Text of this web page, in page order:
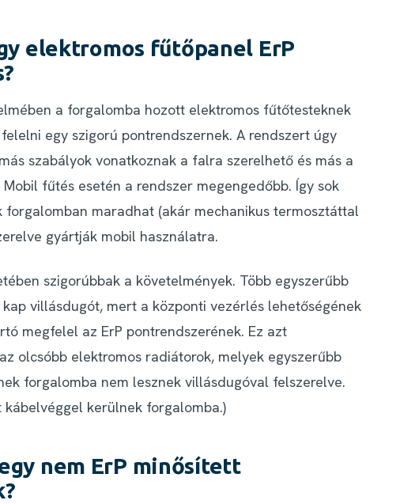
elektromos fűtőpanel ErP
a forgalomba hozott elektromos fűtőtesteknek
egy szigorú pontrendszernek. A rendszert úgy
szabályok vonatkoznak a falra szerelhető és más a
Mobil fűtés esetén a rendszer megengedőbb. Így sok
forgalomban maradhat (akár mechanikus termosztáttal
gyártják mobil használatra.
szigorúbbak a követelmények. Több egyszerűbb
kap villásdugót, mert a központi vezérlés lehetőségének
megfelel az ErP pontrendszerének. Ez azt
olcsóbb elektromos radiátorok, melyek egyszerűbb
forgalomba nem lesznek villásdugóval felszerelve.
kábelvéggel kerülnek forgalomba.)
nem ErP minősített